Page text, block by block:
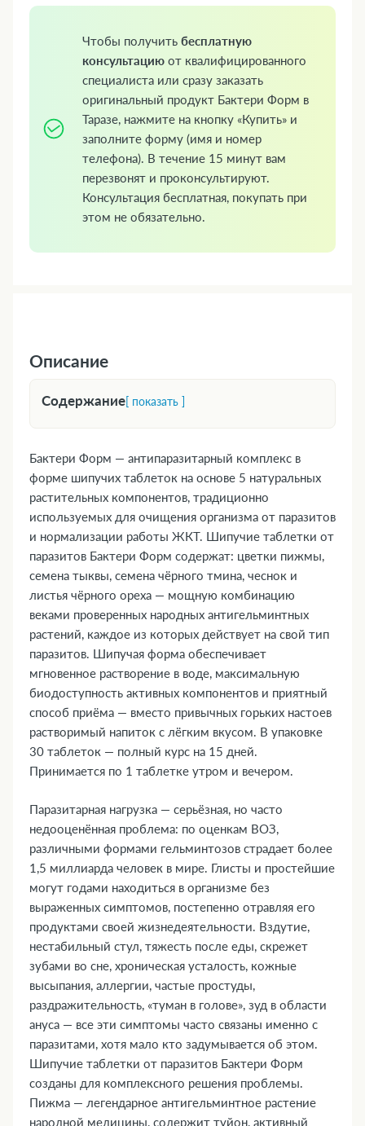
Чтобы получить бесплатную
консультацию от квалифицированного
специалиста или сразу заказать
оригинальный продукт Бактери Форм в
Таразе, нажмите на кнопку «Купить» и
заполните форму (имя и номер
телефона). В течение 15 минут вам
перезвонят и проконсультируют.
Консультация бесплатная, покупать при
этом не обязательно.
Описание
Содержание[ показать ]
1. Форма выпуска
2. Фармакологическая группа
3. Фармакодинамика и фармакокинетика
4. Где купить Бактери Форм, наличие и цены в
аптеках в Таразе
5. Показания к применению
6. Противопоказания
7. Состав
8. Инструкция по применению и дозы
9. Возможные побочные эффекты
10. Преимущества
11. Передозировка
12. Особые указания
13. Применение при беременности и
кормлении грудью
14. Влияние на способность управлять
транспортными средствами и механизмами
15. Совместимость с алкоголем
16. Условия хранения
17. ТОП-5 вопросов эксперту
Бактери Форм — антипаразитарный комплекс в
форме шипучих таблеток на основе 5 натуральных
растительных компонентов, традиционно
используемых для очищения организма от паразитов
и нормализации работы ЖКТ. Шипучие таблетки от
паразитов Бактери Форм содержат: цветки пижмы,
семена тыквы, семена чёрного тмина, чеснок и
листья чёрного ореха — мощную комбинацию
веками проверенных народных антигельминтных
растений, каждое из которых действует на свой тип
паразитов. Шипучая форма обеспечивает
мгновенное растворение в воде, максимальную
биодоступность активных компонентов и приятный
способ приёма — вместо привычных горьких настоев
растворимый напиток с лёгким вкусом. В упаковке
30 таблеток — полный курс на 15 дней.
Принимается по 1 таблетке утром и вечером.
Паразитарная нагрузка — серьёзная, но часто
недооценённая проблема: по оценкам ВОЗ,
различными формами гельминтозов страдает более
1,5 миллиарда человек в мире. Глисты и простейшие
могут годами находиться в организме без
выраженных симптомов, постепенно отравляя его
продуктами своей жизнедеятельности. Вздутие,
нестабильный стул, тяжесть после еды, скрежет
зубами во сне, хроническая усталость, кожные
высыпания, аллергии, частые простуды,
раздражительность, «туман в голове», зуд в области
ануса — все эти симптомы часто связаны именно с
паразитами, хотя мало кто задумывается об этом.
Шипучие таблетки от паразитов Бактери Форм
созданы для комплексного решения проблемы.
Пижма — легендарное антигельминтное растение
народной медицины, содержит туйон, активный